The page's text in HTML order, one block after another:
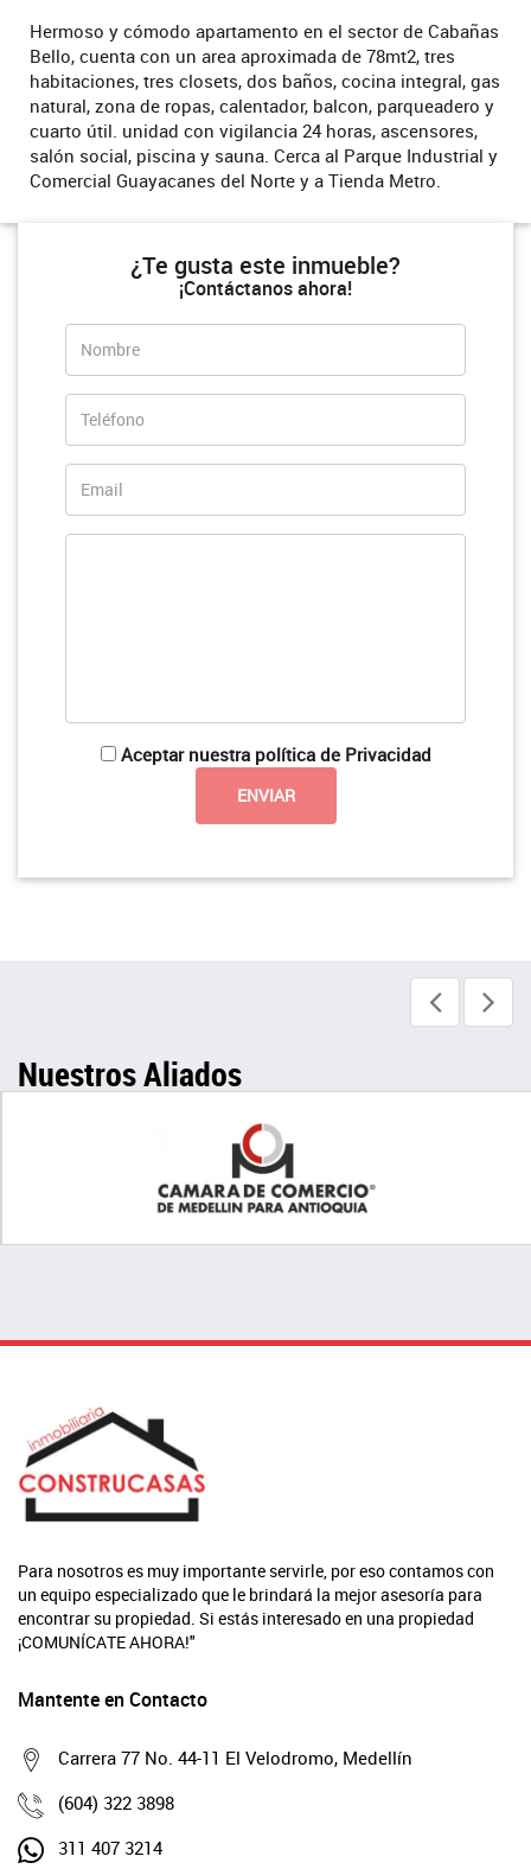
Hermoso y cómodo apartamento en el sector de Cabañas
Bello, cuenta con un area aproximada de 78mt2, tres
habitaciones, tres closets, dos baños, cocina integral, gas
natural, zona de ropas, calentador, balcon, parqueadero y
cuarto útil. unidad con vigilancia 24 horas, ascensores,
salón social, piscina y sauna. Cerca al Parque Industrial y
Comercial Guayacanes del Norte y a Tienda Metro.
¿Te gusta este inmueble?
¡Contáctanos ahora!
Aceptar nuestra política de Privacidad
Nuestros Aliados
Para nosotros es muy importante servirle, por eso contamos con
un equipo especializado que le brindará la mejor asesoría para
encontrar su propiedad. Si estás interesado en una propiedad
¡COMUNÍCATE AHORA!"
Mantente en Contacto
Carrera 77 No. 44-11 El Velodromo, Medellín
(604) 322 3898
311 407 3214